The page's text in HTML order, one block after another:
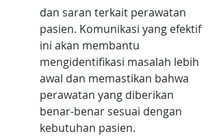
dan saran terkait perawatan
pasien. Komunikasi yang efektif
ini akan membantu
mengidentifikasi masalah lebih
awal dan memastikan bahwa
perawatan yang diberikan
benar-benar sesuai dengan
kebutuhan pasien.